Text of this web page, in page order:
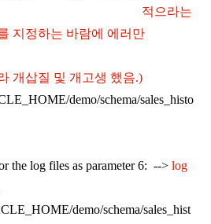
라는
지정하는 바람에 에러만
개삽질 및 개고생 했음.)
demo/schema/sales_histo
the log files as parameter 6: --> log
demo/schema/sales_hist